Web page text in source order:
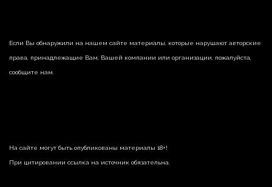
Если Вы обнаружили на нашем сайте материалы, которые нарушают авторские
права, принадлежащие Вам, Вашей компании или организации, пожалуйста,
сообщите нам.
На сайте могут быть опубликованы материалы 18+!
При цитировании ссылка на источник обязательна.